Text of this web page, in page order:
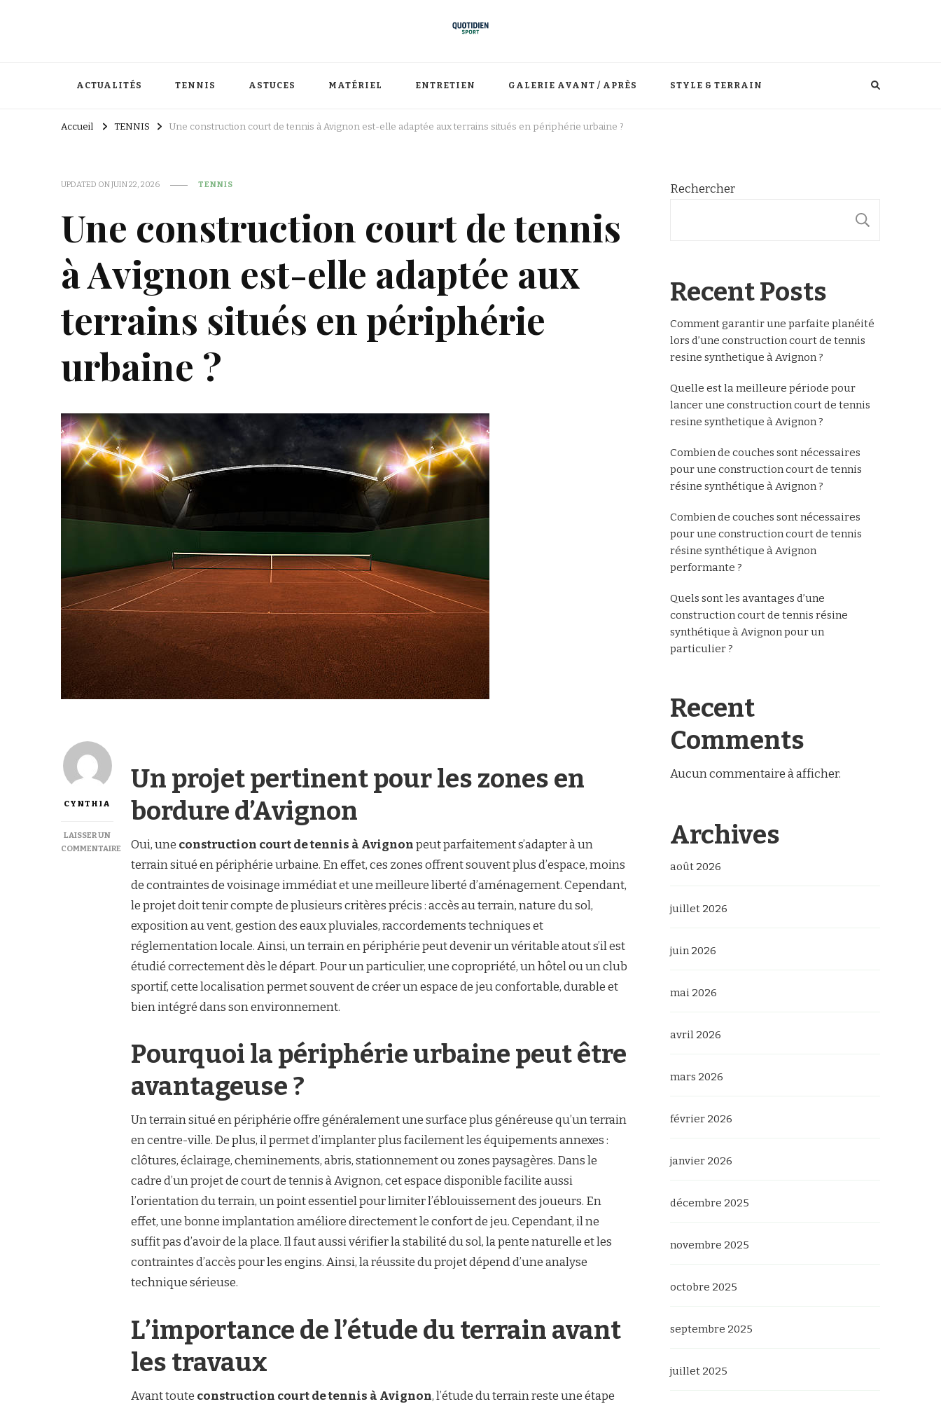
ACTUALITÉS TENNIS ASTUCES MATÉRIEL ENTRETIEN GALERIE AVANT / APRÈS STYLE & TERRAIN
Accueil TENNIS Une construction court de tennis à Avignon est-elle adaptée aux terrains situés en périphérie urbaine ?
UPDATED ONJUIN 22, 2026 TENNIS
Une construction court de tennis
à Avignon est-elle adaptée aux
terrains situés en périphérie
urbaine ?
CYNTHIA
LAISSER UN
COMMENTAIRE
CONSTRUCTION
PÉRIPHÉRIE
Un projet pertinent pour les zones en
bordure d’Avignon
Oui, une construction court de tennis à Avignonpeut parfaitement s’adapter à un
terrain situé en périphérie urbaine. En effet, ces zones offrent souvent plus d’espace, moins
de contraintes de voisinage immédiat et une meilleure liberté d’aménagement. Cependant,
le projet doit tenir compte de plusieurs critères précis : accès au terrain, nature du sol,
exposition au vent, gestion des eaux pluviales, raccordements techniques et
réglementation locale. Ainsi, un terrain en périphérie peut devenir un véritable atout s’il est
étudié correctement dès le départ. Pour un particulier, une copropriété, un hôtel ou un club
sportif, cette localisation permet souvent de créer un espace de jeu confortable, durable et
bien intégré dans son environnement.
Pourquoi la périphérie urbaine peut être
avantageuse ?
Un terrain situé en périphérie offre généralement une surface plus généreuse qu’un terrain
en centre-ville. De plus, il permet d’implanter plus facilement les équipements annexes :
clôtures, éclairage, cheminements, abris, stationnement ou zones paysagères. Dans le
cadre d’un projet de court de tennis à Avignon, cet espace disponible facilite aussi
l’orientation du terrain, un point essentiel pour limiter l’éblouissement des joueurs. En
effet, une bonne implantation améliore directement le confort de jeu. Cependant, il ne
suffit pas d’avoir de la place. Il faut aussi vérifier la stabilité du sol, la pente naturelle et les
contraintes d’accès pour les engins. Ainsi, la réussite du projet dépend d’une analyse
technique sérieuse.
L’importance de l’étude du terrain avant
les travaux
Avant toute construction court de tennis à Avignon, l’étude du terrain reste une étape
Rechercher
Recent Posts
Comment garantir une parfaite planéité
lors d’une construction court de tennis
resine synthetique à Avignon ?
Quelle est la meilleure période pour
lancer une construction court de tennis
resine synthetique à Avignon ?
Combien de couches sont nécessaires
pour une construction court de tennis
résine synthétique à Avignon ?
Combien de couches sont nécessaires
pour une construction court de tennis
résine synthétique à Avignon
performante ?
Quels sont les avantages d’une
construction court de tennis résine
synthétique à Avignon pour un
particulier ?
Recent
Comments
Aucun commentaire à afficher.
Archives
août 2026
juillet 2026
juin 2026
mai 2026
avril 2026
mars 2026
février 2026
janvier 2026
décembre 2025
novembre 2025
octobre 2025
septembre 2025
juillet 2025